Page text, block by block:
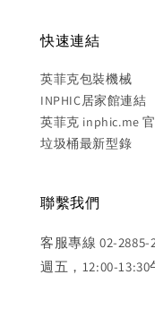
快速連結
英菲克包裝機械
INPHIC居家館連結
英菲克 inphic.me
垃圾桶最新型錄
聯繫我們
客服專線 02-2885-
週五，12:00-13:30